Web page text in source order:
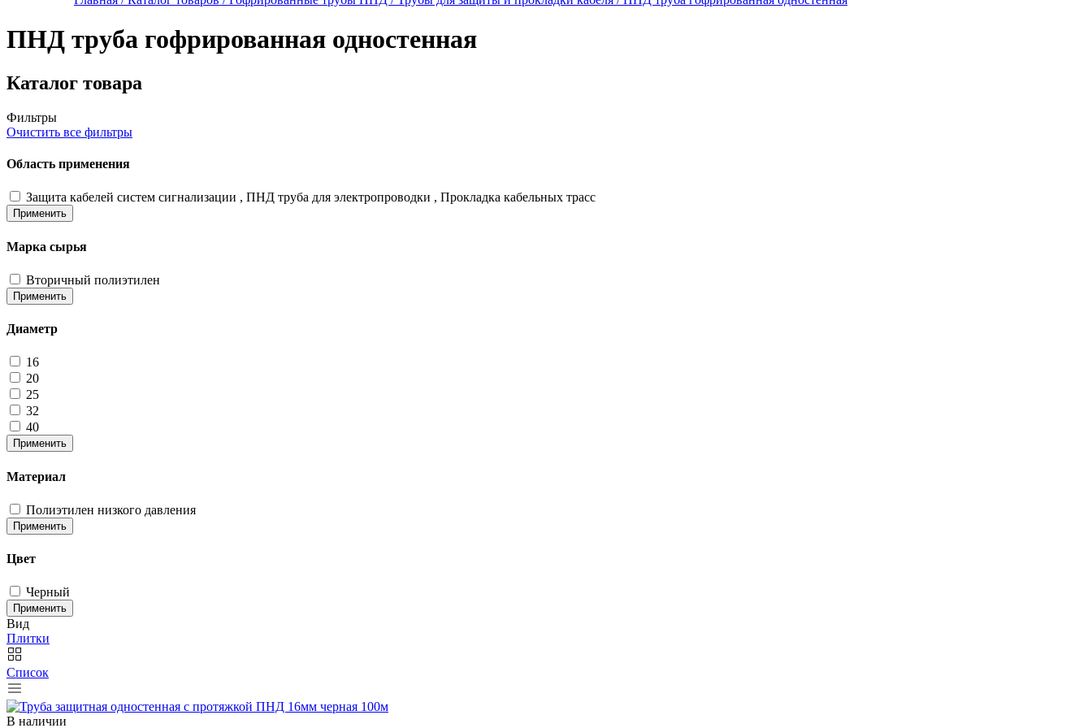
ПНД труба гофрированная одностенная
Каталог товара
Фильтры
Очистить все фильтры
Область применения
Защита кабелей систем сигнализации , ПНД труба для электропроводки , Прокладка кабельных трасс
Применить
Марка сырья
Вторичный полиэтилен
Применить
Диаметр
16
20
25
32
40
Применить
Материал
Полиэтилен низкого давления
Применить
Цвет
Черный
Применить
Вид
Плитки
Список
В наличии